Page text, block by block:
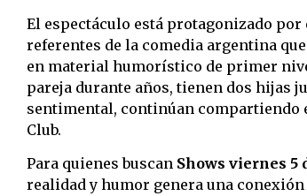
El espectáculo está protagonizado
referentes de la comedia argentina
en material humorístico de primer
pareja durante años, tienen dos hijas
sentimental, continúan compartiendo
Club.
Para quienes buscan Shows viernes 5
realidad y humor genera una